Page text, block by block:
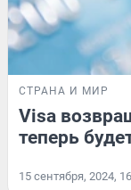
СТРАНА И МИР
Visa
теперь
15 сентября, 2024,